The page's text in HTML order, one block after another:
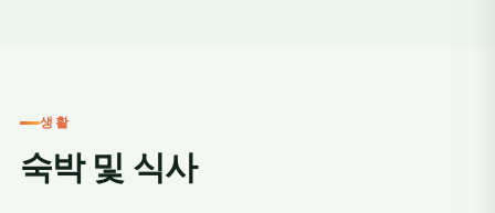
생활
숙박 및 식사